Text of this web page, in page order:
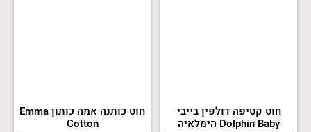
חוט קטיפה דולפין בייבי
Dolphin Baby הימלאיה
חוט כותנה אמה כותון Emma
Cotton